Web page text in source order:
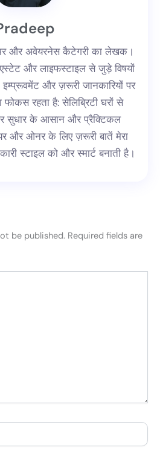
और अवेयरनेस कैटेगरी का लेखक।
और लाइफस्टाइल से जुड़े विषयों
इम्प्रूवमेंट और ज़रूरी जानकारियों पर
रहता है: सेलिब्रिटी घरों से
सुधार के आसान और प्रैक्टिकल
और ओनर के लिए ज़रूरी बातें मेरा
स्टाइल को और स्मार्ट बनाती है।
be published. Required fields are